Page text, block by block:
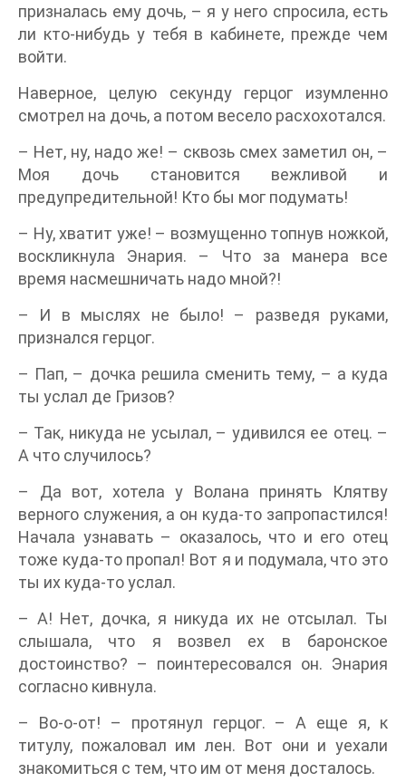
призналась ему дочь, – я у него спросила, есть
ли кто-нибудь у тебя в кабинете, прежде чем
войти.
Наверное, целую секунду герцог изумленно
смотрел на дочь, а потом весело расхохотался.
– Нет, ну, надо же! – сквозь смех заметил он, –
Моя дочь становится вежливой и
предупредительной! Кто бы мог подумать!
– Ну, хватит уже! – возмущенно топнув ножкой,
воскликнула Энария. – Что за манера все
время насмешничать надо мной?!
– И в мыслях не было! – разведя руками,
признался герцог.
– Пап, – дочка решила сменить тему, – а куда
ты услал де Гризов?
– Так, никуда не усылал, – удивился ее отец. –
А что случилось?
– Да вот, хотела у Волана принять Клятву
верного служения, а он куда-то запропастился!
Начала узнавать – оказалось, что и его отец
тоже куда-то пропал! Вот я и подумала, что это
ты их куда-то услал.
– А! Нет, дочка, я никуда их не отсылал. Ты
слышала, что я возвел ех в баронское
достоинство? – поинтересовался он. Энария
согласно кивнула.
– Во-о-от! – протянул герцог. – А еще я, к
титулу, пожаловал им лен. Вот они и уехали
знакомиться с тем, что им от меня досталось.